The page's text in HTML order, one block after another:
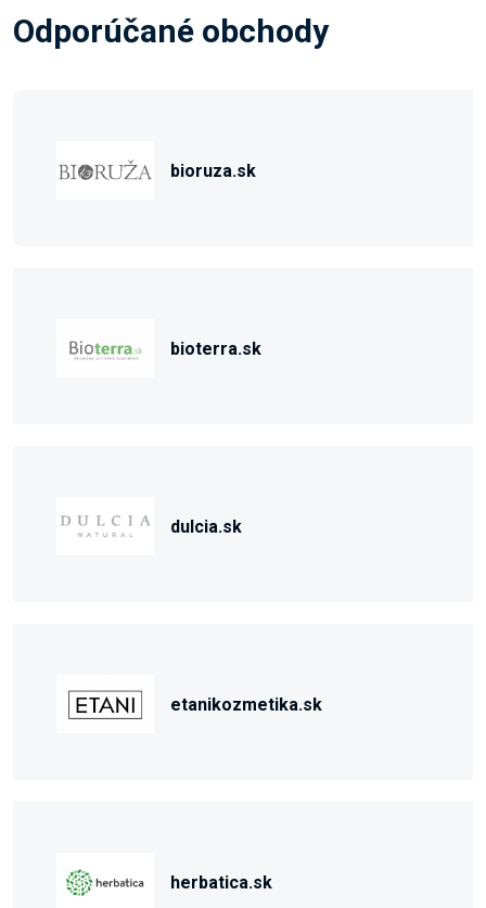
Odporúčané obchody
bioruza.sk
bioterra.sk
dulcia.sk
etanikozmetika.sk
herbatica.sk